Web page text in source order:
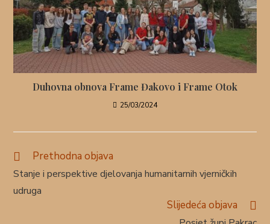
Duhovna obnova Frame Đakovo i Frame Otok
25/03/2024
Prethodna objava
Stanje i perspektive djelovanja humanitarnih vjerničkih
udruga
Slijedeća objava